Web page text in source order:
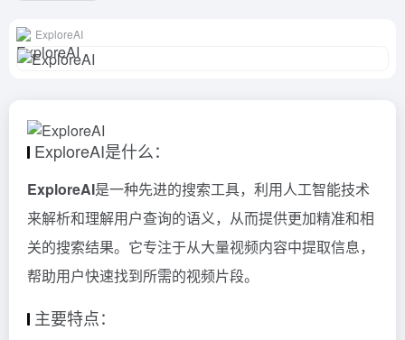
ExploreAI
ExploreAI是什么：
ExploreAI是一种先进的搜索工具，利用人工智能技术
来解析和理解用户查询的语义，从而提供更加精准和相
关的搜索结果。它专注于从大量视频内容中提取信息，
帮助用户快速找到所需的视频片段。
主要特点：